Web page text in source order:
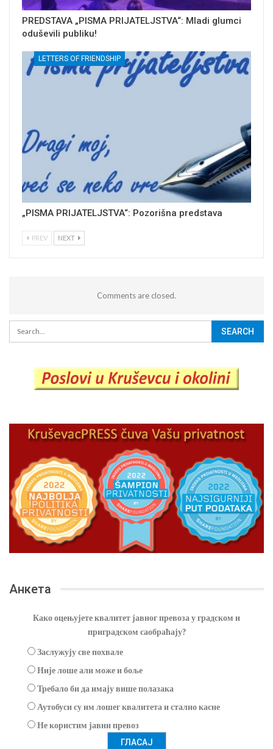
PREDSTAVA „PISMA PRIJATELJSTVA“: Mladi glumci
oduševili publiku!
LETTERS OF FRIENDSHIP
„PISMA PRIJATELJSTVA“: Pozorišna predstava
PREV NEXT
Comments are closed.
Анкета
Како оцењујете квалитет јавног превоза у градском и
приградском саобраћају?
Заслужују све похвале
Није лоше али може и боље
Требало би да имају више полазака
Аутобуси су им лошег квалитета и стално касне
Не користим јавни превоз